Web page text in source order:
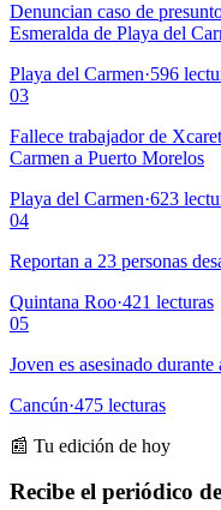
Denuncian caso de
Esmeralda de Playa del
Playa del Carmen·596
03
Fallece trabajador de
Carmen a Puerto Morelos
Playa del Carmen·623
04
Reportan a 23 personas
Quintana Roo·421 lecturas
05
Joven es asesinado
Cancún·475 lecturas
📰 Tu edición de hoy
Recibe el periódico